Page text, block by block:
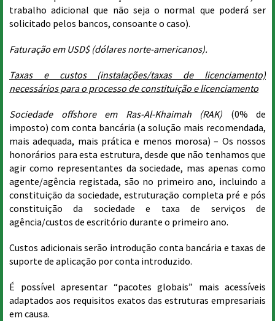
trabalho adicional que não seja o normal que poderá ser
solicitado pelos bancos, consoante o caso).
Faturação em USD$ (dólares norte-americanos).
Taxas e custos (instalações/taxas de licenciamento)
necessários para o processo de constituição e licenciamento
Sociedade offshore em Ras-Al-Khaimah (RAK) (0% de
imposto) com conta bancária (a solução mais recomendada,
mais adequada, mais prática e menos morosa) – Os nossos
honorários para esta estrutura, desde que não tenhamos que
agir como representantes da sociedade, mas apenas como
agente/agência registada, são no primeiro ano, incluindo a
constituição da sociedade, estruturação completa pré e pós
constituição da sociedade e taxa de serviços de
agência/custos de escritório durante o primeiro ano.
Custos adicionais serão introdução conta bancária e taxas de
suporte de aplicação por conta introduzido.
É possível apresentar “pacotes globais” mais acessíveis
adaptados aos requisitos exatos das estruturas empresariais
em causa.